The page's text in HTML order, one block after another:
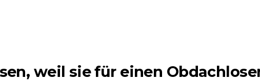
weil sie für einen